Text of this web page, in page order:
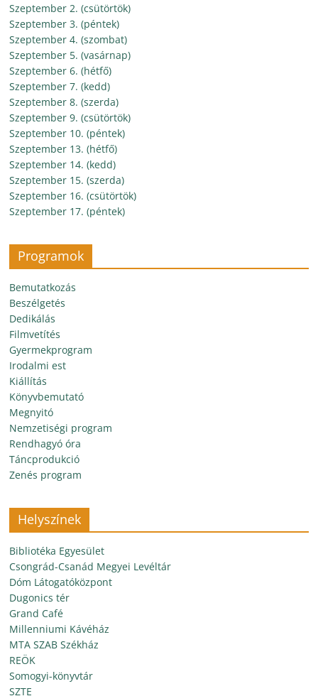
Szeptember 2. (csütörtök)
Szeptember 3. (péntek)
Szeptember 4. (szombat)
Szeptember 5. (vasárnap)
Szeptember 6. (hétfő)
Szeptember 7. (kedd)
Szeptember 8. (szerda)
Szeptember 9. (csütörtök)
Szeptember 10. (péntek)
Szeptember 13. (hétfő)
Szeptember 14. (kedd)
Szeptember 15. (szerda)
Szeptember 16. (csütörtök)
Szeptember 17. (péntek)
Programok
Bemutatkozás
Beszélgetés
Dedikálás
Filmvetítés
Gyermekprogram
Irodalmi est
Kiállítás
Könyvbemutató
Megnyitó
Nemzetiségi program
Rendhagyó óra
Táncprodukció
Zenés program
Helyszínek
Bibliotéka Egyesület
Csongrád-Csanád Megyei Levéltár
Dóm Látogatóközpont
Dugonics tér
Grand Café
Millenniumi Kávéház
MTA SZAB Székház
REÖK
Somogyi-könyvtár
SZTE